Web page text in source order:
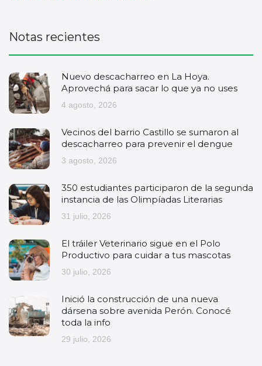
Notas recientes
Nuevo descacharreo en La Hoya.
Aprovechá para sacar lo que ya no uses
4 agosto, 2026
Vecinos del barrio Castillo se sumaron al
descacharreo para prevenir el dengue
3 agosto, 2026
350 estudiantes participaron de la segunda
instancia de las Olimpíadas Literarias
31 julio, 2026
El tráiler Veterinario sigue en el Polo
Productivo para cuidar a tus mascotas
30 julio, 2026
Inició la construcción de una nueva
dársena sobre avenida Perón. Conocé
toda la info
29 julio, 2026